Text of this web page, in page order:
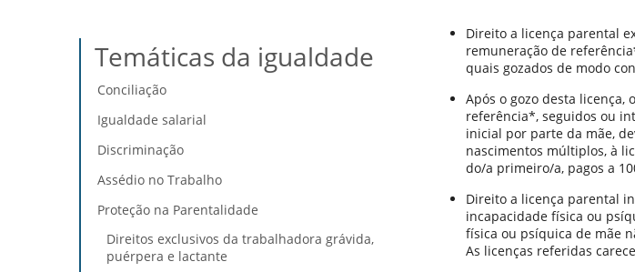
Temáticas da igualdade
Conciliação
Igualdade salarial
Discriminação
Assédio no Trabalho
Proteção na Parentalidade
Direitos exclusivos da trabalhadora grávida,
puérpera e lactante
Direito a licença parental
remuneração de referência
quais gozados de modo
Após o gozo desta licença,
referência*, seguidos ou
inicial por parte da mãe,
nascimentos múltiplos, à
do/a primeiro/a, pagos a
Direito a licença parental
incapacidade física ou
física ou psíquica de mãe
As licenças referidas